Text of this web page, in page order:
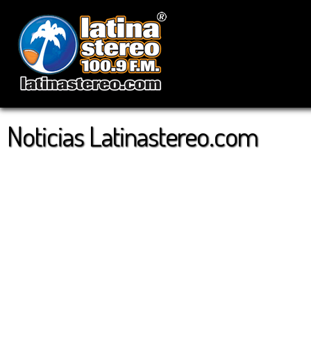
Noticias Latinastereo.com